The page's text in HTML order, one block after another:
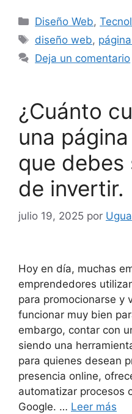
Diseño Web,
diseño web,
Deja un comentario
¿Cuánto
una
que debes
de invertir.
julio 19, 2025 por
Hoy en día, muchas
emprendedores
para promocionarse y
funcionar muy bien
embargo, contar con
siendo una
para quienes desean
presencia online,
automatizar procesos
Google. … Leer más